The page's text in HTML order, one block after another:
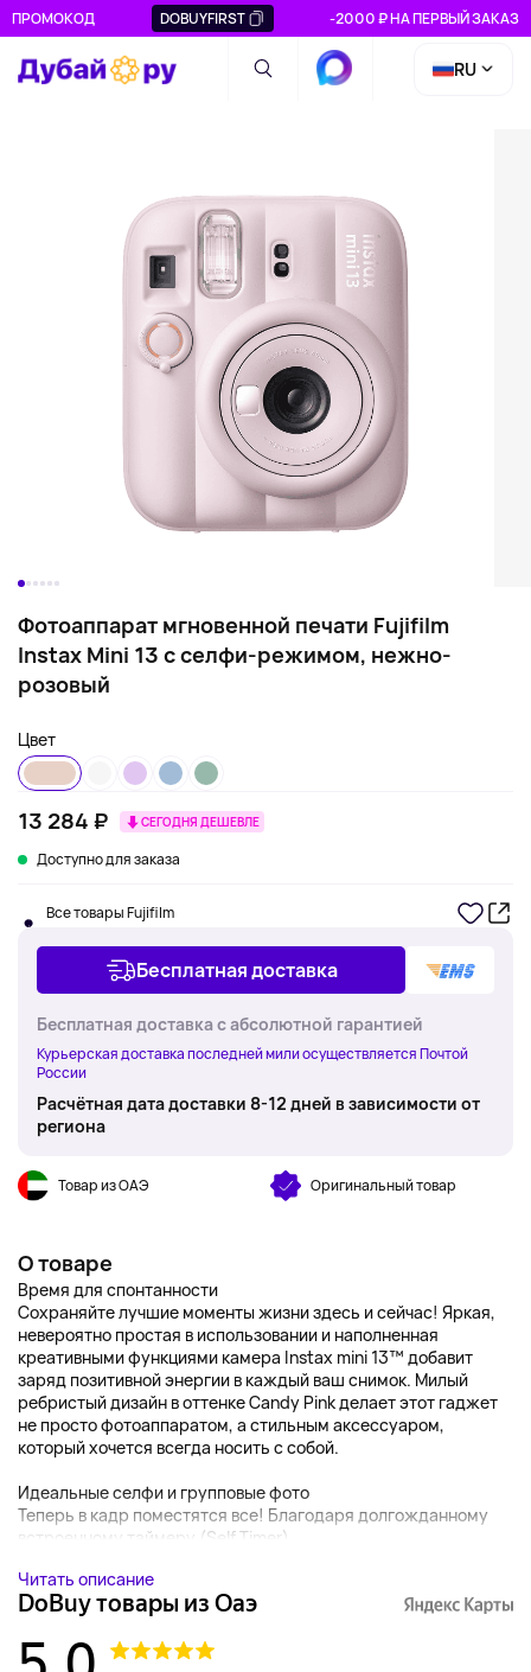
ПРОМОКОД DOBUYFIRST -2000 ₽ НА ПЕРВЫЙ ЗАКАЗ
RU
Фотоаппарат мгновенной печати Fujifilm
Instax Mini 13 с селфи-режимом, нежно-
розовый
Цвет
13 284 ₽ СЕГОДНЯ ДЕШЕВЛЕ
Доступно для заказа
Все товары Fujifilm
Бесплатная доставка
Бесплатная доставка с абсолютной гарантией
Курьерская доставка последней мили осуществляется Почтой
России
Расчётная дата доставки 8-12 дней в зависимости от
региона
Товар из ОАЭ Оригинальный товар
О товаре
Время для спонтанности
Сохраняйте лучшие моменты жизни здесь и сейчас! Яркая,
невероятно простая в использовании и наполненная
креативными функциями камера Instax mini 13™ добавит
заряд позитивной энергии в каждый ваш снимок. Милый
ребристый дизайн в оттенке Candy Pink делает этот гаджет
не просто фотоаппаратом, а стильным аксессуаром,
который хочется всегда носить с собой.
Идеальные селфи и групповые фото
Теперь в кадр поместятся все! Благодаря долгожданному
встроенному таймеру (Self Timer),...
Читать описание